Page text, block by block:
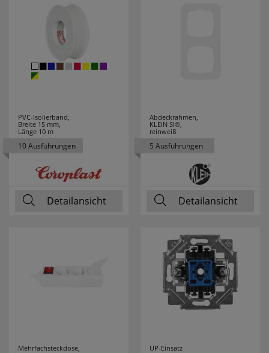
PVC-Isolierband,
Breite 15 mm,
Länge 10 m
10 Ausführungen
Detailansicht
Abdeckrahmen,
KLEIN SI®,
reinweiß
5 Ausführungen
Detailansicht
Mehrfachsteckdose,
UP-Einsatz